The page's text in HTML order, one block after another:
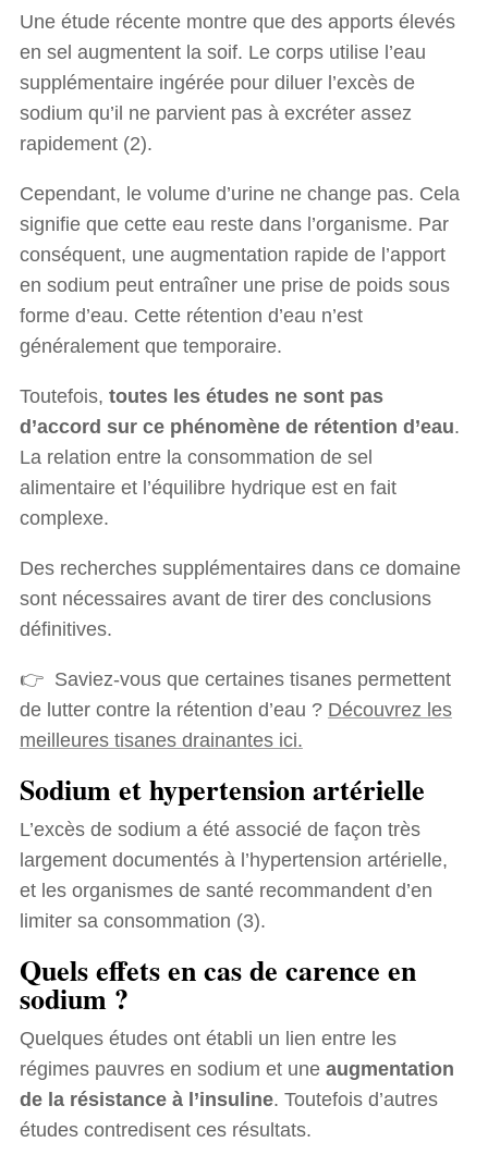
Une étude récente montre que des apports élevés
en sel augmentent la soif. Le corps utilise l’eau
supplémentaire ingérée pour diluer l’excès de
sodium qu’il ne parvient pas à excréter assez
rapidement (2).
Cependant, le volume d’urine ne change pas. Cela
signifie que cette eau reste dans l’organisme. Par
conséquent, une augmentation rapide de l’apport
en sodium peut entraîner une prise de poids sous
forme d’eau. Cette rétention d’eau n’est
généralement que temporaire.
Toutefois, toutes les études ne sont pas
d’accord sur ce phénomène de rétention d’eau.
La relation entre la consommation de sel
alimentaire et l’équilibre hydrique est en fait
complexe.
Des recherches supplémentaires dans ce domaine
sont nécessaires avant de tirer des conclusions
définitives.
👉 Saviez-vous que certaines tisanes permettent
de lutter contre la rétention d’eau ? Découvrez les
meilleures tisanes drainantes ici.
Sodium et hypertension artérielle
L’excès de sodium a été associé de façon très
largement documentés à l’hypertension artérielle,
et les organismes de santé recommandent d’en
limiter sa consommation (3).
Quels effets en cas de carence en
sodium ?
Quelques études ont établi un lien entre les
régimes pauvres en sodium et une augmentation
de la résistance à l’insuline. Toutefois d’autres
études contredisent ces résultats.